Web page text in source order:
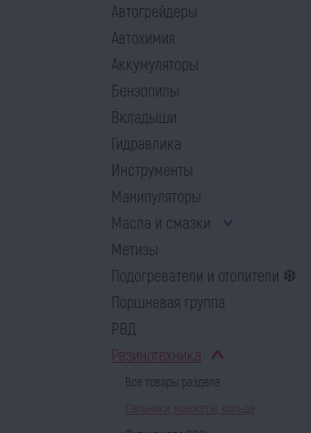
Автогрейдеры
Автохимия
Аккумуляторы
Бензопилы
Вкладыши
Гидравлика
Инструменты
Манипуляторы
Масла и смазки
Метизы
Подогреватели и отопители ❆
Поршневая группа
РВД
Резинотехника
Все товары раздела
Сальники, манжеты, кольца